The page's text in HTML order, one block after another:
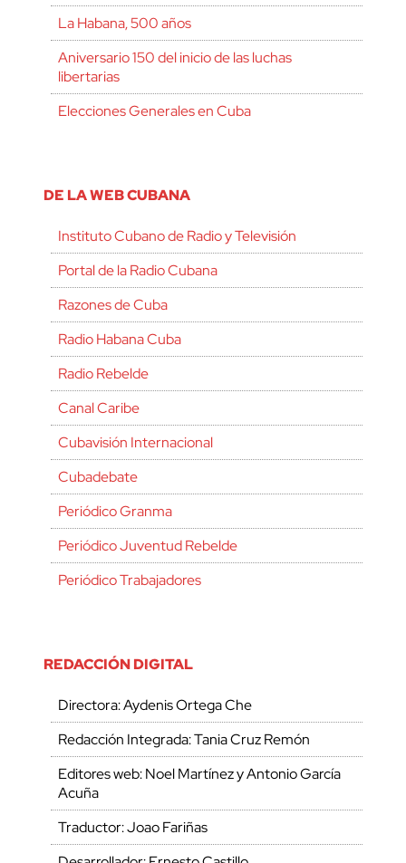
La Habana, 500 años
Aniversario 150 del inicio de las luchas
libertarias
Elecciones Generales en Cuba
DE LA WEB CUBANA
Instituto Cubano de Radio y Televisión
Portal de la Radio Cubana
Razones de Cuba
Radio Habana Cuba
Radio Rebelde
Canal Caribe
Cubavisión Internacional
Cubadebate
Periódico Granma
Periódico Juventud Rebelde
Periódico Trabajadores
REDACCIÓN DIGITAL
Directora: Aydenis Ortega Che
Redacción Integrada: Tania Cruz Remón
Editores web: Noel Martínez y Antonio García
Acuña
Traductor: Joao Fariñas